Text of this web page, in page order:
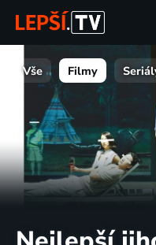
Vše Filmy